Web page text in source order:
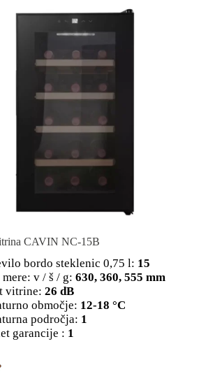
CAVIN NC-15B
bordo steklenic 0,75 l: 15
v / š / g: 630, 360, 555 mm
vitrine: 26 dB
območje: 12-18 °C
področja: 1
garancije : 1